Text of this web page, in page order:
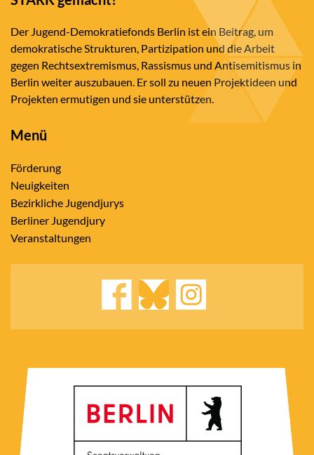
Der Jugend-Demokratiefonds Berlin ist ein Beitrag, um
demokratische Strukturen, Partizipation und die Arbeit
gegen Rechtsextremismus, Rassismus und Antisemitismus in
Berlin weiter auszubauen. Er soll zu neuen Projektideen und
Projekten ermutigen und sie unterstützen.
Menü
Förderung
Neuigkeiten
Bezirkliche Jugendjurys
Berliner Jugendjury
Veranstaltungen